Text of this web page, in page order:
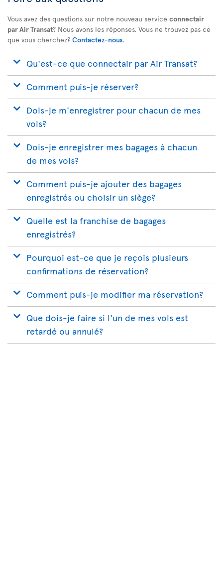
Vous avez des questions sur notre nouveau service connectair
par Air Transat? Nous avons les réponses. Vous ne trouvez pas ce
que vous cherchez? Contactez-nous.
Qu'est-ce que connectair par Air Transat?
Comment puis-je réserver?
Dois-je m'enregistrer pour chacun de mes
vols?
Dois-je enregistrer mes bagages à chacun
de mes vols?
Comment puis-je ajouter des bagages
enregistrés ou choisir un siège?
Quelle est la franchise de bagages
enregistrés?
Pourquoi est-ce que je reçois plusieurs
confirmations de réservation?
Comment puis-je modifier ma réservation?
Que dois-je faire si l'un de mes vols est
retardé ou annulé?